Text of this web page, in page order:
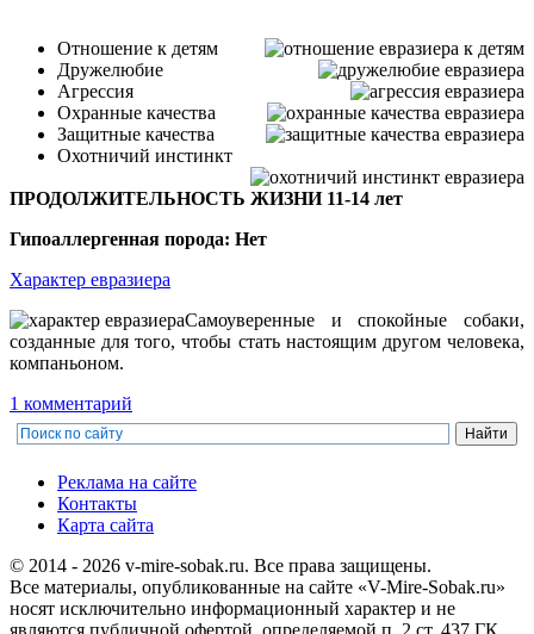
Отношение к детям
Дружелюбие
Агрессия
Охранные качества
Защитные качества
Охотничий инстинкт
ПРОДОЛЖИТЕЛЬНОСТЬ ЖИЗНИ 11-14 лет
Гипоаллергенная порода: Нет
Характер евразиера
Самоуверенные и спокойные собаки,
созданные для того, чтобы стать настоящим другом человека,
компаньоном.
1 комментарий
Реклама на сайте
Контакты
Карта сайта
© 2014 - 2026 v-mire-sobak.ru. Все права защищены.
Все материалы, опубликованные на сайте «V-Mire-Sobak.ru»
носят исключительно информационный характер и не
являются публичной офертой, определяемой п. 2 ст. 437 ГК